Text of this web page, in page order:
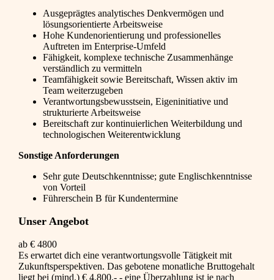
Ausgeprägtes analytisches Denkvermögen und
lösungsorientierte Arbeitsweise
Hohe Kundenorientierung und professionelles
Auftreten im Enterprise-Umfeld
Fähigkeit, komplexe technische Zusammenhänge
verständlich zu vermitteln
Teamfähigkeit sowie Bereitschaft, Wissen aktiv im
Team weiterzugeben
Verantwortungsbewusstsein, Eigeninitiative und
strukturierte Arbeitsweise
Bereitschaft zur kontinuierlichen Weiterbildung und
technologischen Weiterentwicklung
Sonstige Anforderungen
Sehr gute Deutschkenntnisse; gute Englischkenntnisse
von Vorteil
Führerschein B für Kundentermine
Unser Angebot
ab € 4800
Es erwartet dich eine verantwortungsvolle Tätigkeit mit
Zukunftsperspektiven. Das gebotene monatliche Bruttogehalt
liegt bei (mind.) € 4.800,- - eine Überzahlung ist je nach